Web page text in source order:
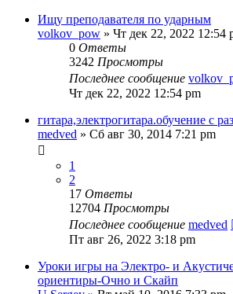
Ищу преподавателя по ударным
volkov_pow » Чт дек 22, 2022 12:54
0 Ответы
3242 Просмотры
Последнее сообщение
Чт дек 22, 2022 12:54 pm
гитара,электрогитара.обучение с
medved » Сб авг 30, 2014 7:21 pm
1
2
17 Ответы
12704 Просмотры
Последнее сообщение medved
Пт авг 26, 2022 3:18 pm
Уроки игры на Электро- и
ориентиры-Очно и Скайп